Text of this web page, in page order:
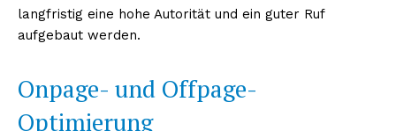
langfristig eine hohe Autorität und ein guter Ruf
aufgebaut werden.
Onpage- und Offpage-
Optimierung